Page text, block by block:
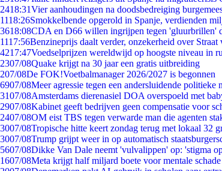
2418:31Vier aanhoudingen na doodsbedreiging
1118:26Smokkelbende opgerold in Spanje, verdienden
3618:08CDA en D66 willen ingrijpen tegen 'gluurbrillen'
1117:56Benzineprijs daalt verder, onzekerheid over
4217:47Voedselprijzen wereldwijd op hoogste niveau in
2307/08Quake krijgt na 30 jaar een gratis uitbreiding
207/08De FOK!Voetbalmanager 2026/2027 is begonnen
6907/08Meer agressie tegen een andersluidende
3107/08Amsterdams dierenasiel DOA overspoeld met
2907/08Kabinet geeft bedrijven geen compensatie voor
2407/08OM eist TBS tegen verwarde man die agenten
3007/08Tropische hitte keert zondag terug met lokaal 32
3007/08Trump grijpt weer in op automatisch
5607/08Dikke Van Dale neemt 'vulvalippen' op: 'stigma
1607/08Meta krijgt half miljard boete voor mentale